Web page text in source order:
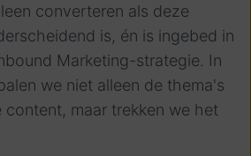
converteren als deze
is, én is ingebed in
Marketing-strategie. In
we niet alleen de thema's
content, maar trekken we het